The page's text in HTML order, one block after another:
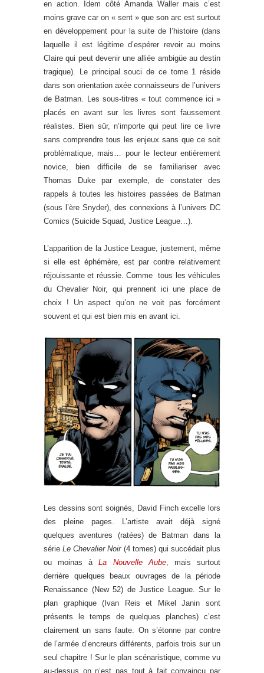
en action. Idem côté Amanda Waller mais c’est
moins grave car on « sent » que son arc est surtout
en développement pour la suite de l’histoire (dans
laquelle il est légitime d’espérer revoir au moins
Claire qui peut devenir une alliée ambigüe au destin
tragique). Le principal souci de ce tome 1 réside
dans son orientation axée connaisseurs de l’univers
de Batman. Les sous-titres « tout commence ici »
placés en avant sur les livres sont faussement
réalistes. Bien sûr, n’importe qui peut lire ce livre
sans comprendre tous les enjeux sans que ce soit
problématique, mais… pour le lecteur entièrement
novice, bien difficile de se familiariser avec
Thomas Duke par exemple, de constater des
rappels à toutes les histoires passées de Batman
(sous l’ère Snyder), des connexions à l’univers DC
Comics (Suicide Squad, Justice League…).
L’apparition de la Justice League, justement, même
si elle est éphémère, est par contre relativement
réjouissante et réussie. Comme tous les véhicules
du Chevalier Noir, qui prennent ici une place de
choix ! Un aspect qu’on ne voit pas forcément
souvent et qui est bien mis en avant ici.
Les dessins sont soignés, David Finch excelle lors
des pleine pages. L’artiste avait déjà signé
quelques aventures (ratées) de Batman dans la
sérieLe Chevalier Noir(4 tomes) qui succédait plus
ou moinas àLa Nouvelle Aube, mais surtout
derrière quelques beaux ouvrages de la période
Renaissance (New 52) de Justice League. Sur le
plan graphique (Ivan Reis et Mikel Janin sont
présents le temps de quelques planches) c’est
clairement un sans faute. On s’étonne par contre
de l’armée d’encreurs différents, parfois trois sur un
seul chapitre ! Sur le plan scénaristique, comme vu
au-dessus on n’est pas tout à fait convaincu par